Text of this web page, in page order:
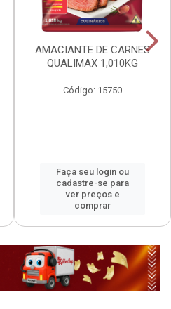
AMACIANTE DE CARNES
QUALIMAX 1,010KG
Código: 15750
Faça seu login ou
cadastre-se para
ver preços e
comprar